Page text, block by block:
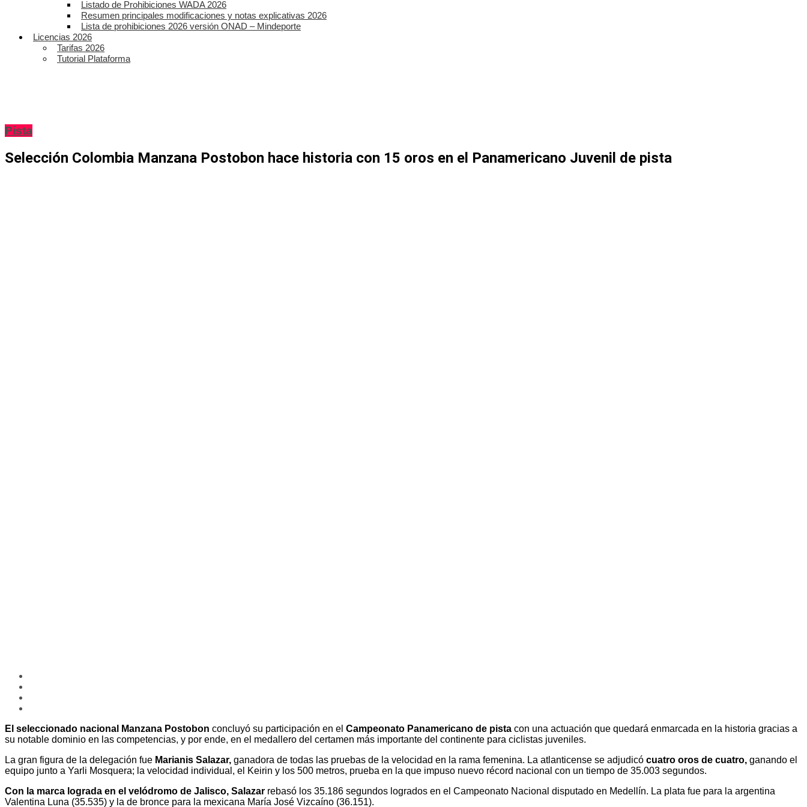
Listado de Prohibiciones WADA 2026
Resumen principales modificaciones y notas explicativas 2026
Lista de prohibiciones 2026 versión ONAD – Mindeporte
Licencias 2026
Tarifas 2026
Tutorial Plataforma
Pista
Selección Colombia Manzana Postobon hace historia con 15 oros en el Panamericano Juvenil de pista
El seleccionado nacional Manzana Postobon concluyó su participación en el Campeonato Panamericano de pista con una actuación que quedará enmarcada en la historia gracias a
su notable dominio en las competencias, y por ende, en el medallero del certamen más importante del continente para ciclistas juveniles.
La gran figura de la delegación fue Marianis Salazar, ganadora de todas las pruebas de la velocidad en la rama femenina. La atlanticense se adjudicó cuatro oros de cuatro, ganando el
equipo junto a Yarli Mosquera; la velocidad individual, el Keirin y los 500 metros, prueba en la que impuso nuevo récord nacional con un tiempo de 35.003 segundos.
Con la marca lograda en el velódromo de Jalisco, Salazar rebasó los 35.186 segundos logrados en el Campeonato Nacional disputado en Medellín. La plata fue para la argentina
Valentina Luna (35.535) y la de bronce para la mexicana María José Vizcaíno (36.151).